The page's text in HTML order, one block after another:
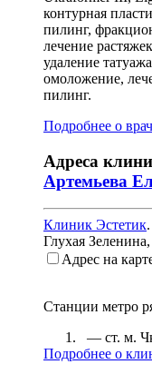
контурная
пилинг,
лечение
удаление
омоложение,
пилинг.
Подробнее о
Адреса
Артемьева
Клиник Эстетик.
Глухая
Адрес на
Станции метро
— ст. м.
Подробнее о